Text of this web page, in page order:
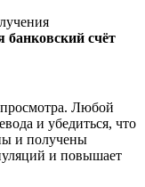
банковский счёт
Любой
и убедиться, что
и получены
и повышает